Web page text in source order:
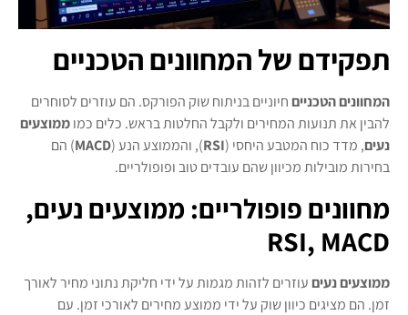
תפקידם של המחוונים הטכניים
המחוונים הטכנייםחיוניים בניתוח שוק הפורקס. הם עוזרים לסוחרים
להבין את תנועות המחירים ולקבל החלטות בראש. כלים כמוממוצעים
נעים, מדד כוח המטבע היחסי (RSI), והממוצע הנע (MACD) הם
בחירות מובילות מכיוון שהם עובדים טוב ופופולריים.
מחוונים פופולריים: ממוצעים נעים,
RSI, MACD
ממוצעים נעיםעוזרים לזהות מגמות על ידי חליקת נתוני מחיר לאורך
זמן. הם מציגים כיוון שוק על ידי ממוצע מחירים לאורכי זמן. עם